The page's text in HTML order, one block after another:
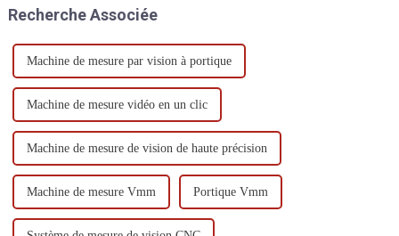
courantes.
Recherche Associée
Machine de mesure par vision à portique
Machine de mesure vidéo en un clic
Machine de mesure de vision de haute précision
Machine de mesure Vmm Portique Vmm